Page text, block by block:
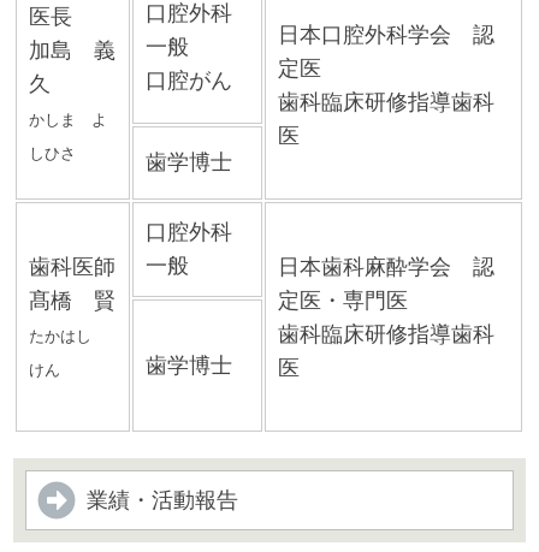
医長
加島 義
久
かしま よ
しひさ
口腔外科
一般
口腔がん
日本口腔外科学会 認
定医
歯科臨床研修指導歯科
医
歯学博士
歯科医師
髙橋 賢
たかはし
けん
口腔外科
一般
日本歯科麻酔学会 認
定医・専門医
歯科臨床研修指導歯科
医
歯学博士
業績・活動報告